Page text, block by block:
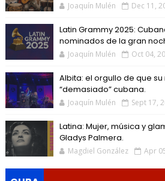
Joaquín Mulén Dec 11,
Latin Grammy 2025:
nominados de la gran
Joaquín Mulén Oct 04,
Albita: el orgullo de que
“demasiado” cubana.
Joaquín Mulén Sept 17,
Latina: Mujer, música y
Gladys Palmera.
Magdiel González Apr